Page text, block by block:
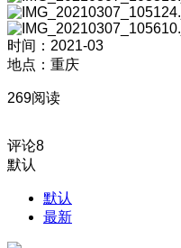
时间：2021-03
地点：重庆
269阅读
评论8
默认
默认
最新